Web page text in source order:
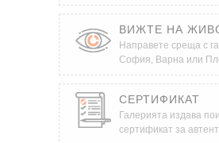
ВИЖТЕ НА
Направете среща с
София, Варна или
СЕРТИФИКАТ
Галерията издава
сертификат за